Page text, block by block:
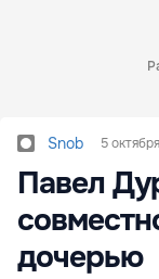
Snob 5
Павел
дочерью